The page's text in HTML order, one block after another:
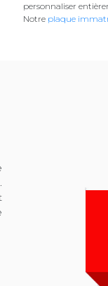
personnaliser
Notre plaque